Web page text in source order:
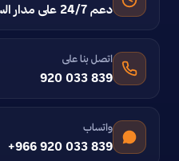
دعم 24/7 على مدار الساعة
اتصل بنا على
920 033 839
واتساب
+966 920 033 839